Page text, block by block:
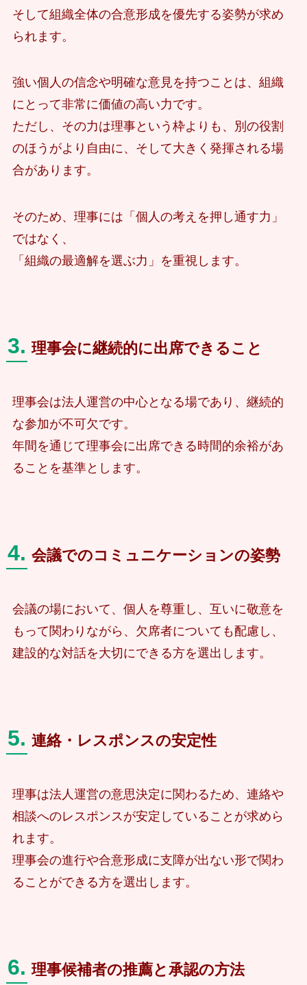
そして組織全体の合意形成を優先する姿勢が求め
られます。
強い個人の信念や明確な意見を持つことは、組織
にとって非常に価値の高い力です。
ただし、その力は理事という枠よりも、別の役割
のほうがより自由に、そして大きく発揮される場
合があります。
そのため、理事には「個人の考えを押し通す力」
ではなく、
「組織の最適解を選ぶ力」を重視します。
3. 理事会に継続的に出席できること
理事会は法人運営の中心となる場であり、継続的
な参加が不可欠です。
年間を通じて理事会に出席できる時間的余裕があ
ることを基準とします。
4. 会議でのコミュニケーションの姿勢
会議の場において、個人を尊重し、互いに敬意を
もって関わりながら、欠席者についても配慮し、
建設的な対話を大切にできる方を選出します。
5. 連絡・レスポンスの安定性
理事は法人運営の意思決定に関わるため、連絡や
相談へのレスポンスが安定していることが求めら
れます。
理事会の進行や合意形成に支障が出ない形で関わ
ることができる方を選出します。
6. 理事候補者の推薦と承認の方法